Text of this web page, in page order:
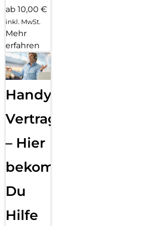
ab 10,00 €
inkl. MwSt.
Mehr
erfahren
Handy
Vertragsabwicklung
– Hier
bekommst
Du
Hilfe